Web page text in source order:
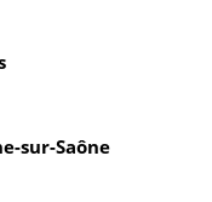
sur-Saône